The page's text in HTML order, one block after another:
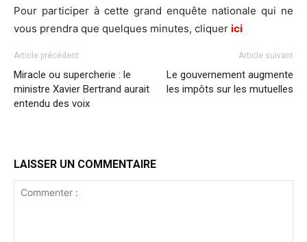
Pour participer à cette grand enquête nationale qui ne
vous prendra que quelques minutes, cliquer ici
Article précédent
Miracle ou supercherie : le
ministre Xavier Bertrand aurait
entendu des voix
Article suivant
Le gouvernement augmente
les impôts sur les mutuelles
LAISSER UN COMMENTAIRE